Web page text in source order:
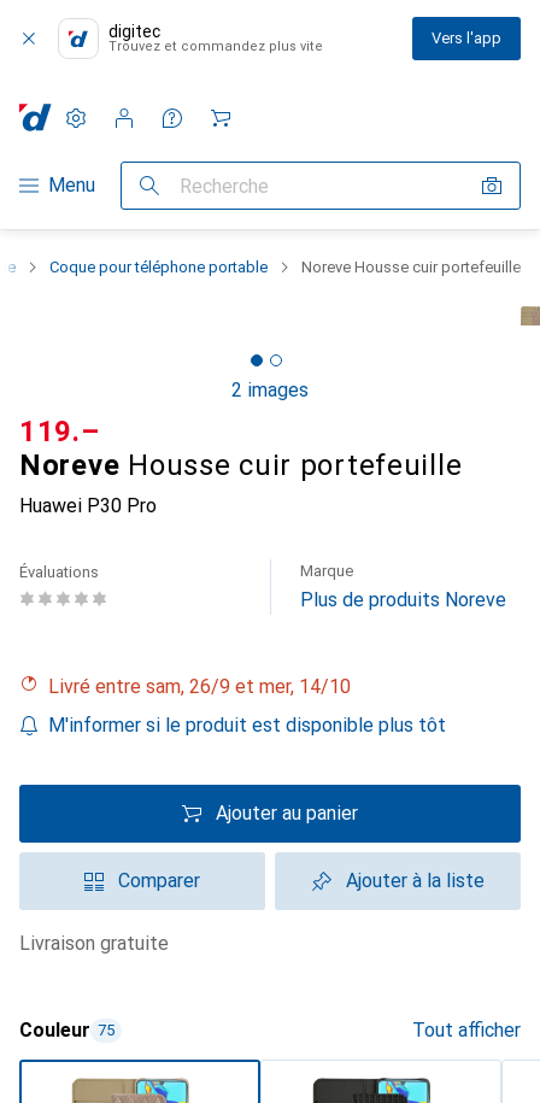
digitec
Trouvez et commandez plus vite Vers l'app
Navigation par catégorie
Menu Recherche
Paramètres
Compte client
Listes de comparaison
Listes d'envies
Panier
Coque pour téléphone portable Noreve Housse cuir portefeuille
2 images
Noreve Housse cuir portefeuille
Huawei P30 Pro
CHF
119.–
Évaluations Marque
Plus de produits Noreve
Livré entre sam, 26/9 et mer, 14/10
M'informer si le produit est disponible plus tôt
Ajouter au panier
Comparer Ajouter à la liste
livraison gratuite
Couleur 75 Tout afficher